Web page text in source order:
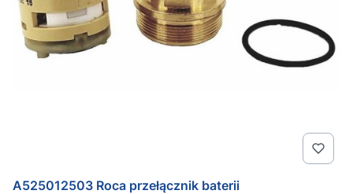
A525012503 Roca przełącznik baterii